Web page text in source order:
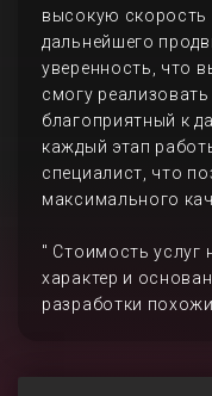
высокую скорость
дальнейшего
уверенность, что
смогу
благоприятный к
каждый этап
специалист, что
максимального
" Стоимость услуг
характер и
разработки